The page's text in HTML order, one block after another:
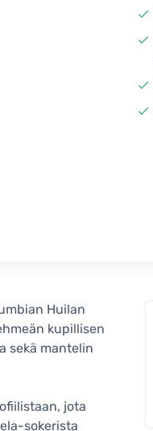
Huilan
kupillisen
sekä mantelin
jota
sokerista